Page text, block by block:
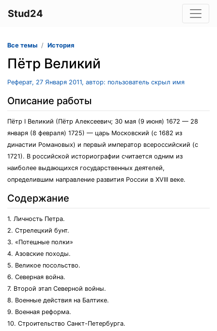
Stud24
Все темы История
Пётр Великий
Реферат, 27 Января 2011, автор: пользователь скрыл имя
Описание работы
Пётр I Великий (Пётр Алексеевич; 30 мая (9 июня) 1672 — 28
января (8 февраля) 1725) — царь Московский (с 1682 из
династии Романовых) и первый император всероссийский (с
1721). В российской историографии считается одним из
наиболее выдающихся государственных деятелей,
определившим направление развития России в XVIII веке.
Содержание
1. Личность Петра.
2. Стрелецкий бунт.
3. «Потешные полки»
4. Азовские походы.
5. Великое посольство.
6. Северная война.
7. Второй этап Северной войны.
8. Военные действия на Балтике.
9. Военная реформа.
10. Строительство Санкт-Петербурга.